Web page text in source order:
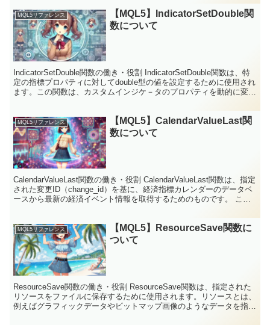
MQL5リファレンス
【MQL5】IndicatorSetDouble関
数について
IndicatorSetDouble関数の働き・役割 IndicatorSetDouble関数は、特
定の指標プロパティに対してdouble型の値を設定するために使用され
ます。この関数は、カスタムインジケ－タのプロパティを動的に変更
MQL5リファレンス
【MQL5】CalendarValueLast関
数について
CalendarValueLast関数の働き・役割 CalendarValueLast関数は、指定
された変更ID（change_id）を基に、経済指標カレンダーのデータベ
ースから最新の経済イベント情報を取得するためのものです。 この
MQL5リファレンス
【MQL5】ResourceSave関数に
ついて
ResourceSave関数の働き・役割 ResourceSave関数は、指定された
リソースをファイルに保存するために使用されます。リソースとは、
例えばグラフィックデータやビットマップ画像のようなデータを指